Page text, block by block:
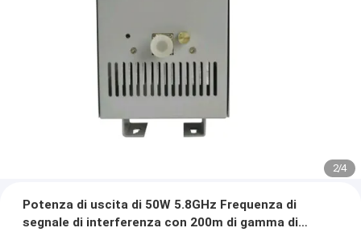
2/4
Potenza di uscita di 50W 5.8GHz Frequenza di
segnale di interferenza con 200m di gamma di